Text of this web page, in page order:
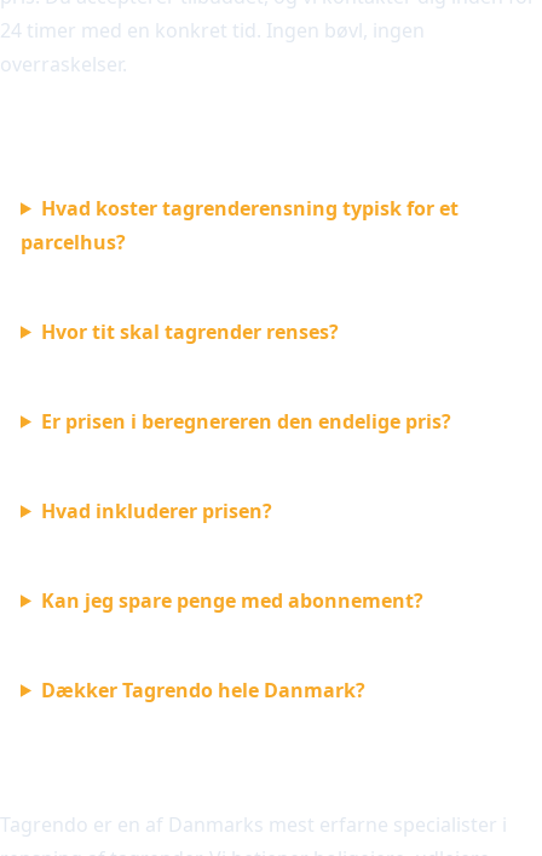
24 timer med en konkret tid. Ingen bøvl, ingen
overraskelser.
Hvad koster tagrenderensning typisk for et
parcelhus?
Hvor tit skal tagrender renses?
Er prisen i beregnereren den endelige pris?
Hvad inkluderer prisen?
Kan jeg spare penge med abonnement?
Dækker Tagrendo hele Danmark?
Tagrendo er en af Danmarks mest erfarne specialister i